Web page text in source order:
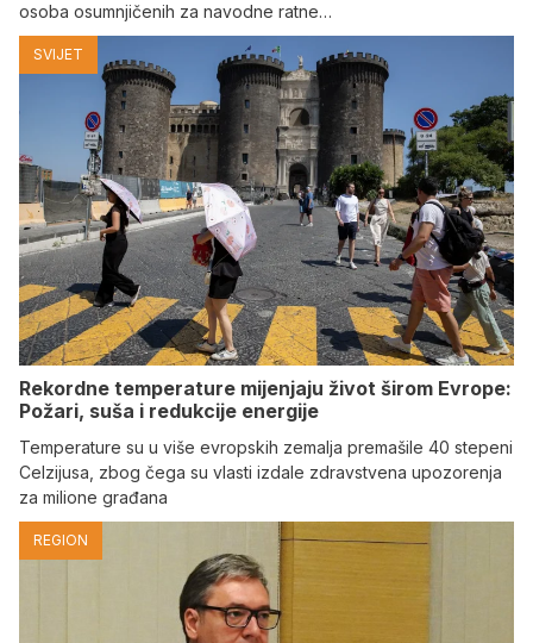
osoba osumnjičenih za navodne ratne…
SVIJET
Rekordne temperature mijenjaju život širom Evrope:
Požari, suša i redukcije energije
Temperature su u više evropskih zemalja premašile 40 stepeni
Celzijusa, zbog čega su vlasti izdale zdravstvena upozorenja
za milione građana
REGION